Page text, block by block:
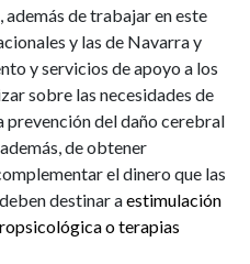
de trabajar en este
y las de Navarra y
y servicios de apoyo a los
sobre las necesidades de
prevención del daño cerebral
de obtener
el dinero que las
destinar aestimulación
o terapias